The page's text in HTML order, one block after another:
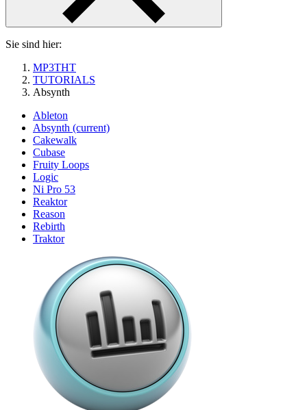
Sie sind hier:
MP3THT
TUTORIALS
Absynth
Ableton
Absynth (current)
Cakewalk
Cubase
Fruity Loops
Logic
Ni Pro 53
Reaktor
Reason
Rebirth
Traktor